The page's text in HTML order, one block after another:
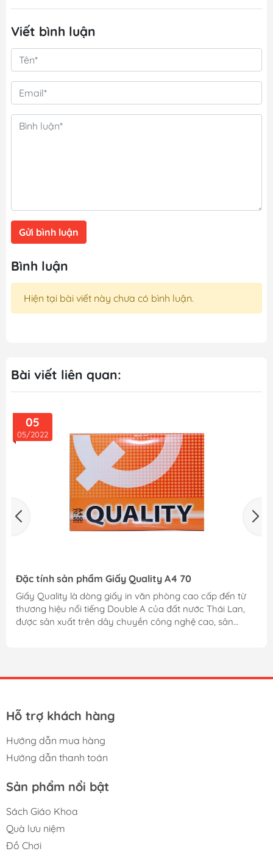
Viết bình luận
Gửi bình luận
Bình luận
Hiện tại bài viết này chưa có bình luận.
Bài viết liên quan:
05
05/2022
Đặc tính sản phẩm Giấy Quality A4 70
Giấy Quality là dòng giấy in văn phòng cao cấp đến từ
thương hiệu nổi tiếng Double A của đất nước Thái Lan,
được sản xuất trên dây chuyền công nghệ cao, sản
thuộc. Chất liệu và...
Hỗ trợ khách hàng
Hướng dẫn mua hàng
Hướng dẫn thanh toán
Sản phẩm nổi bật
Sách Giáo Khoa
Quà lưu niệm
Đồ Chơi